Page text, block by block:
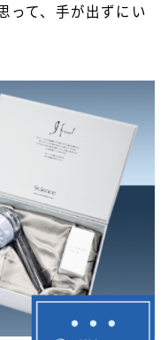
って、手が出ずにい